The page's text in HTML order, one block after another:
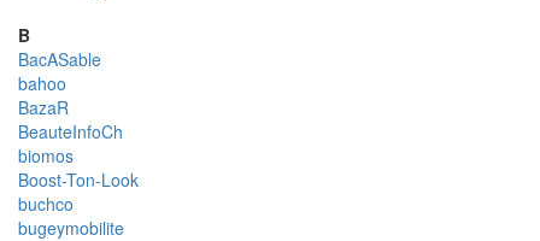
B
BacASable
bahoo
BazaR
BeauteInfoCh
biomos
Boost-Ton-Look
buchco
bugeymobilite